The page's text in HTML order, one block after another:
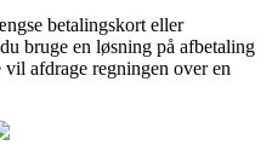
betalingskort eller
bruge en løsning på afbetaling
afdrage regningen over en